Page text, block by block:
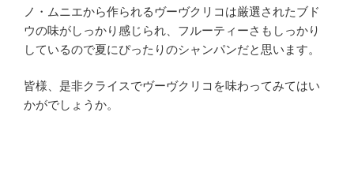
ノ・ムニエから作られるヴーヴクリコは厳選されたブド
ウの味がしっかり感じられ、フルーティーさもしっかり
しているので夏にぴったりのシャンパンだと思います。
皆様、是非クライスでヴーヴクリコを味わってみてはい
かがでしょうか。